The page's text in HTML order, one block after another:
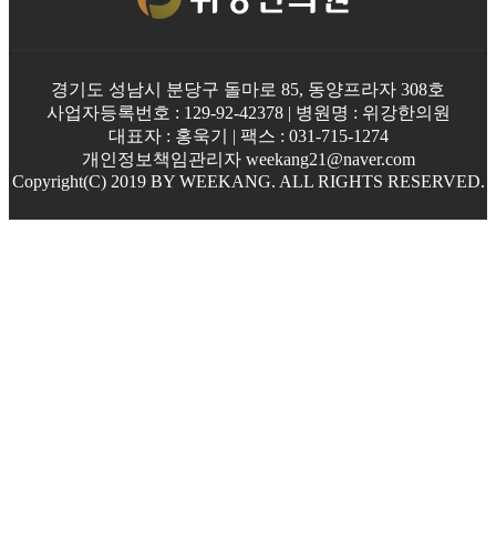
경기도 성남시 분당구 돌마로 85, 동양프라자 308호
사업자등록번호 : 129-92-42378 | 병원명 : 위강한의원
대표자 : 홍욱기 | 팩스 : 031-715-1274
개인정보책임관리자 weekang21@naver.com
Copyright(C) 2019 BY WEEKANG. ALL RIGHTS RESERVED.